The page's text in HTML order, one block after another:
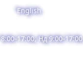
English
8:00-17:00, Нд 9:00-17:00